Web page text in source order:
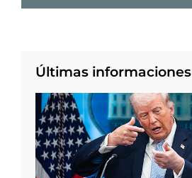
Últimas informaciones